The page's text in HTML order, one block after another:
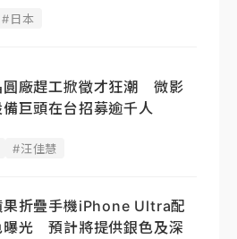
#日本
圓廠趕工掀徵才狂潮 微影
備巨頭在台招募逾千人
#汪佳慧
果折疊手機iPhone Ultra配
曝光 預計將提供銀色及深